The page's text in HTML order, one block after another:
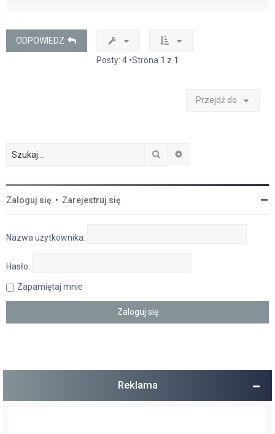
ODPOWIEDZ
Posty: 4 •Strona 1 z 1
Przejdź do
Szukaj
Zaloguj się • Zarejestruj się
Nazwa użytkownika:
Hasło:
Zapamiętaj mnie
Reklama